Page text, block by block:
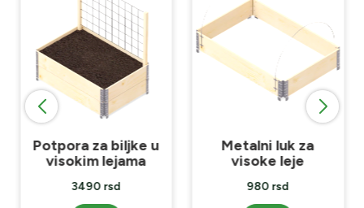
Potpora za biljke u
visokim lejama
3490 rsd
Metalni luk za
visoke leje
980 rsd